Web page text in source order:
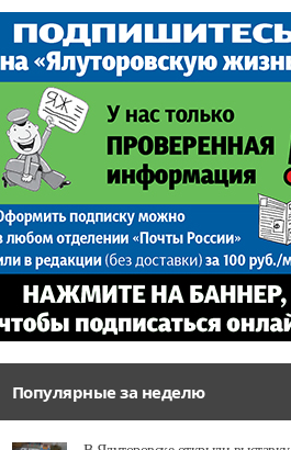
Популярные за неделю